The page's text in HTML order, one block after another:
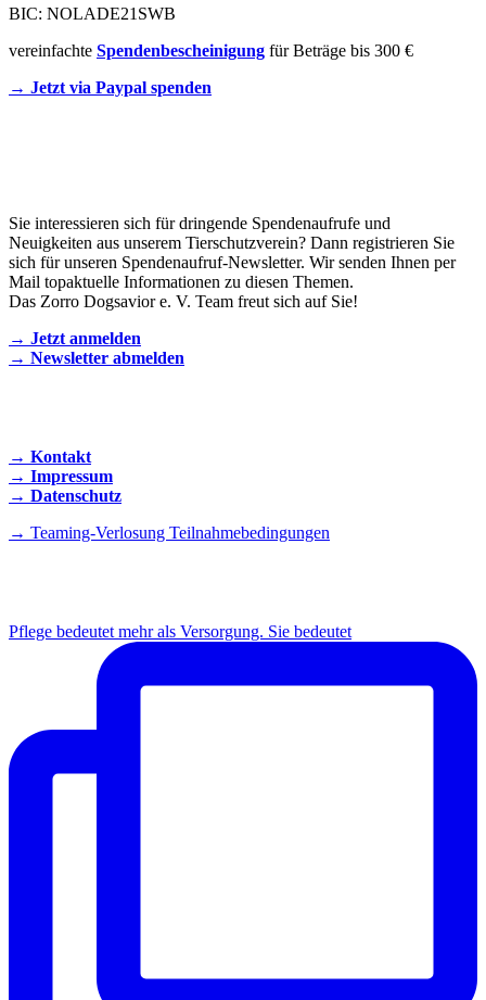
BIC: NOLADE21SWB
vereinfachte Spendenbescheinigung für Beträge bis 300 €
→ Jetzt via Paypal spenden
Sie interessieren sich für dringende Spendenaufrufe und
Neuigkeiten aus unserem Tierschutzverein? Dann registrieren Sie
sich für unseren Spendenaufruf-Newsletter. Wir senden Ihnen per
Mail topaktuelle Informationen zu diesen Themen.
Das Zorro Dogsavior e. V. Team freut sich auf Sie!
→ Jetzt anmelden
→ Newsletter abmelden
→ Kontakt
→ Impressum
→ Datenschutz
→ Teaming-Verlosung Teilnahmebedingungen
Pflege bedeutet mehr als Versorgung. Sie bedeutet